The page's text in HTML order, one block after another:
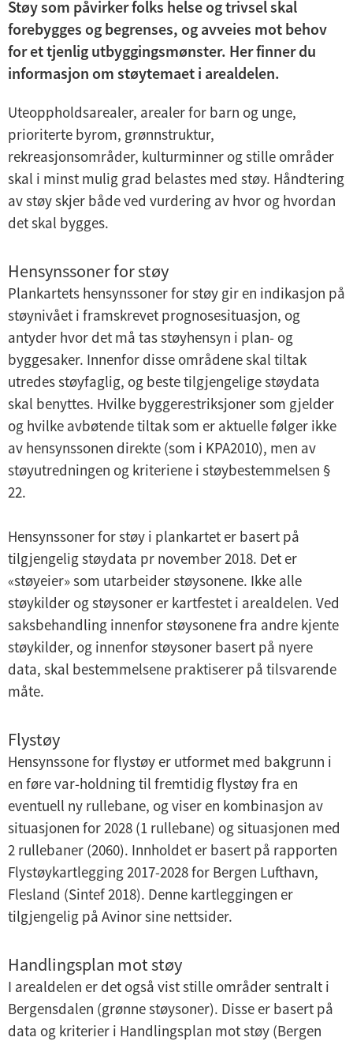
e
n
y
Støy som påvirker folks helse og trivsel skal
forebygges og begrenses, og avveies mot behov
for et tjenlig utbyggingsmønster. Her finner du
informasjon om støytemaet i arealdelen.
Uteoppholdsarealer, arealer for barn og unge,
prioriterte byrom, grønnstruktur,
rekreasjonsområder, kulturminner og stille områder
skal i minst mulig grad belastes med støy. Håndtering
av støy skjer både ved vurdering av hvor og hvordan
det skal bygges.
Hensynssoner for støy
Plankartets hensynssoner for støy gir en indikasjon på
støynivået i framskrevet prognosesituasjon, og
antyder hvor det må tas støyhensyn i plan- og
byggesaker. Innenfor disse områdene skal tiltak
utredes støyfaglig, og beste tilgjengelige støydata
skal benyttes. Hvilke byggerestriksjoner som gjelder
og hvilke avbøtende tiltak som er aktuelle følger ikke
av hensynssonen direkte (som i KPA2010), men av
støyutredningen og kriteriene i støybestemmelsen §
22.
Hensynssoner for støy i plankartet er basert på
tilgjengelig støydata pr november 2018. Det er
«støyeier» som utarbeider støysonene. Ikke alle
støykilder og støysoner er kartfestet i arealdelen. Ved
saksbehandling innenfor støysonene fra andre kjente
støykilder, og innenfor støysoner basert på nyere
data, skal bestemmelsene praktiserer på tilsvarende
måte.
Flystøy
Hensynssone for flystøy er utformet med bakgrunn i
en føre var-holdning til fremtidig flystøy fra en
eventuell ny rullebane, og viser en kombinasjon av
situasjonen for 2028 (1 rullebane) og situasjonen med
2 rullebaner (2060). Innholdet er basert på rapporten
Flystøykartlegging 2017-2028 for Bergen Lufthavn,
Flesland (Sintef 2018). Denne kartleggingen er
tilgjengelig på Avinor sine nettsider.
Handlingsplan mot støy
I arealdelen er det også vist stille områder sentralt i
Bergensdalen (grønne støysoner). Disse er basert på
data og kriterier i Handlingsplan mot støy (Bergen